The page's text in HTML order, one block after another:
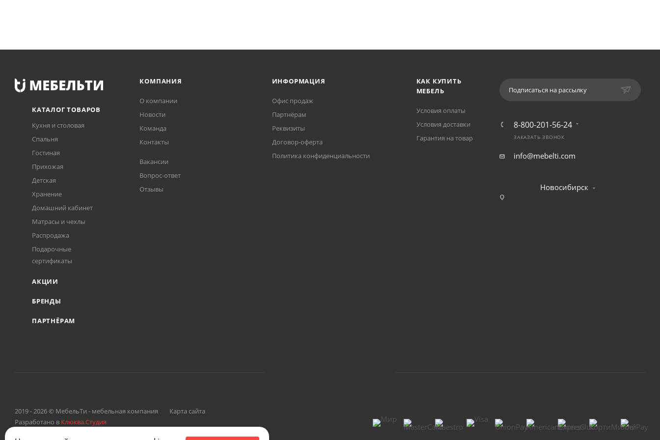
КАТАЛОГ ТОВАРОВ
Кухня и столовая
Спальня
Гостиная
Прихожая
Детская
Хранение
Домашний кабинет
Матрасы и чехлы
Распродажа
Подарочные
сертификаты
АКЦИИ
БРЕНДЫ
ПАРТНЁРАМ
КОМПАНИЯ
О компании
Новости
Команда
Контакты
Вакансии
Вопрос-ответ
Отзывы
ИНФОРМАЦИЯ
Офис продаж
Партнёрам
Реквизиты
Договор-оферта
Политика конфиденциальности
КАК КУПИТЬ
МЕБЕЛЬ
Условия оплаты
Условия доставки
Гарантия на товар
Подписаться на рассылку
8-800-201-56-24
ЗАКАЗАТЬ ЗВОНОК
info@mebelti.com
Новосибирск
2019 - 2026 © МебельТи - мебельная компания
Карта сайта
Разработано в Клюква.Студия